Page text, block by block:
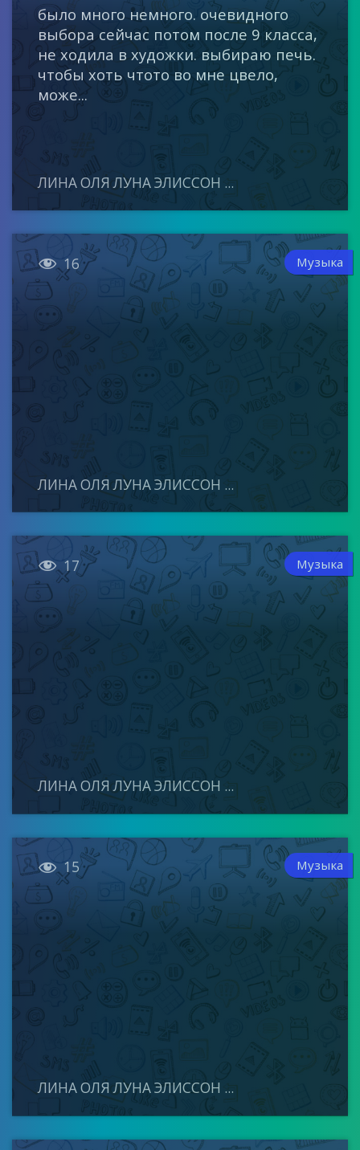
было много немного. очевидного
выбора сейчас потом после 9 класса,
не ходила в художки. выбираю печь.
чтобы хоть чтото во мне цвело,
може...
ЛИНА ОЛЯ ЛУНА ЭЛИССОН ...
 16 Музыка
ЛИНА ОЛЯ ЛУНА ЭЛИССОН ...
 17 Музыка
ЛИНА ОЛЯ ЛУНА ЭЛИССОН ...
 15 Музыка
ЛИНА ОЛЯ ЛУНА ЭЛИССОН ...